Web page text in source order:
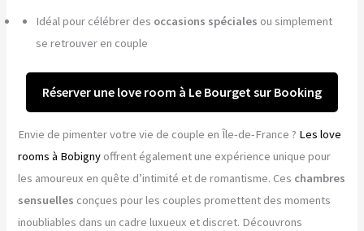
Idéal pour célébrer des occasions spéciales ou simplement
se retrouver en couple
Réserver une love room à Le Bourget sur Booking
Envie de pimenter votre vie de couple en Île-de-France ? Les love
rooms à Bobigny offrent également une expérience unique pour
les amoureux en quête d’intimité et de romantisme. Ces chambres
sensuelles conçues pour les couples promettent des moments
inoubliables dans un cadre luxueux et discret. Découvrons